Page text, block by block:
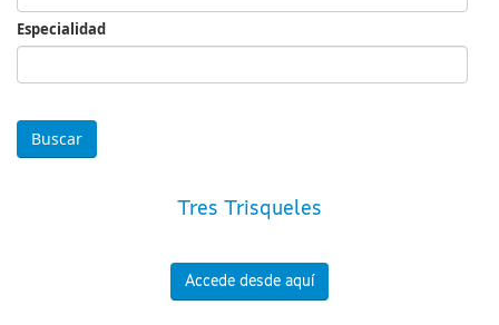
Especialidad
Tres Trisqueles
Accede desde aquí